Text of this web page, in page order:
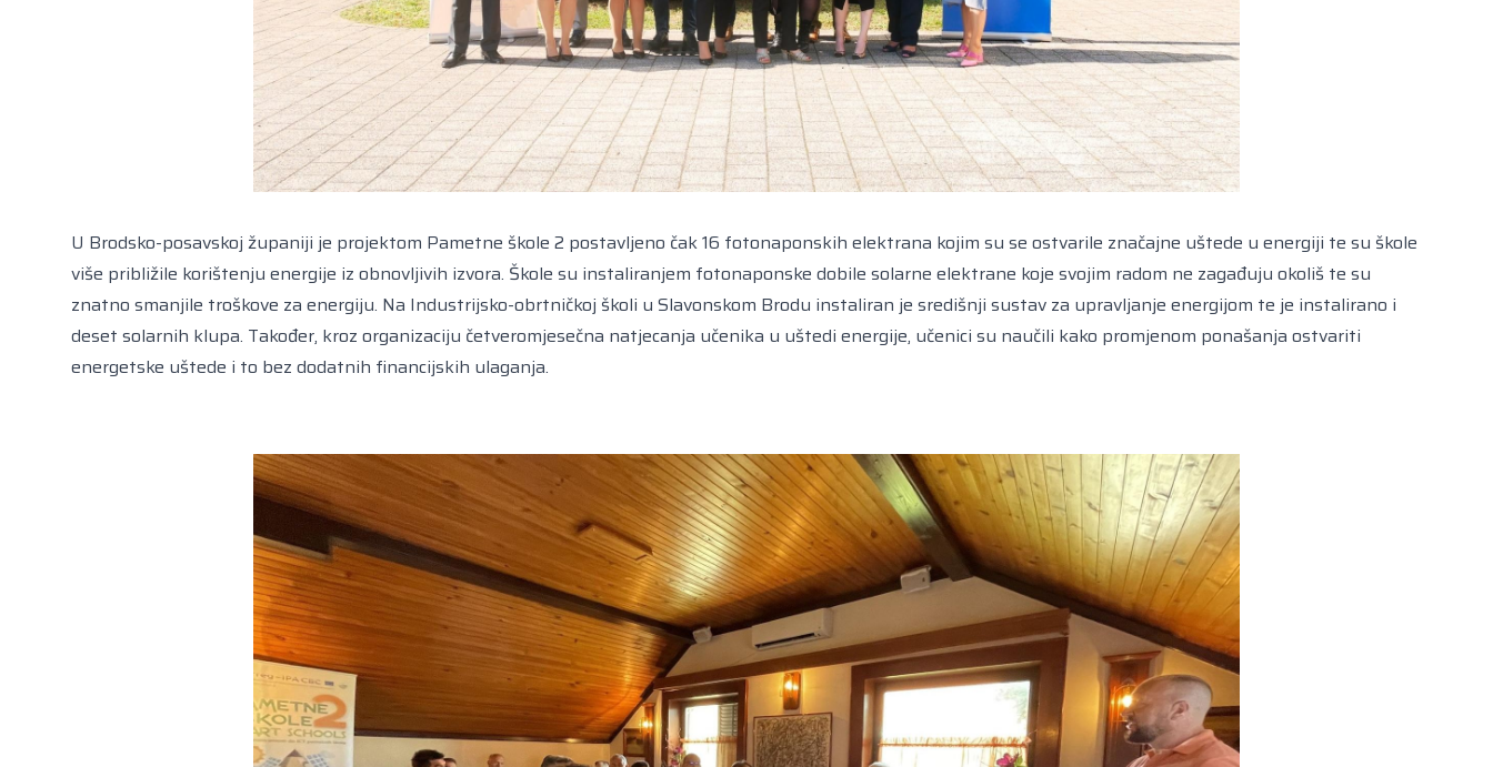
U Brodsko-posavskoj županiji je projektom Pametne škole 2 postavljeno čak 16 fotonaponskih elektrana kojim su se ostvarile značajne uštede u energiji te su škole
više približile korištenju energije iz obnovljivih izvora. Škole su instaliranjem fotonaponske dobile solarne elektrane koje svojim radom ne zagađuju okoliš te su
znatno smanjile troškove za energiju. Na Industrijsko-obrtničkoj školi u Slavonskom Brodu instaliran je središnji sustav za upravljanje energijom te je instalirano i
deset solarnih klupa. Također, kroz organizaciju četveromjesečna natjecanja učenika u uštedi energije, učenici su naučili kako promjenom ponašanja ostvariti
energetske uštede i to bez dodatnih financijskih ulaganja.